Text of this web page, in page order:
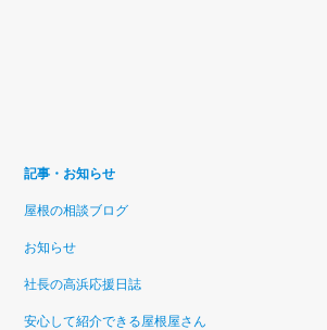
記事・お知らせ
屋根の相談ブログ
お知らせ
社長の高浜応援日誌
安心して紹介できる屋根屋さん